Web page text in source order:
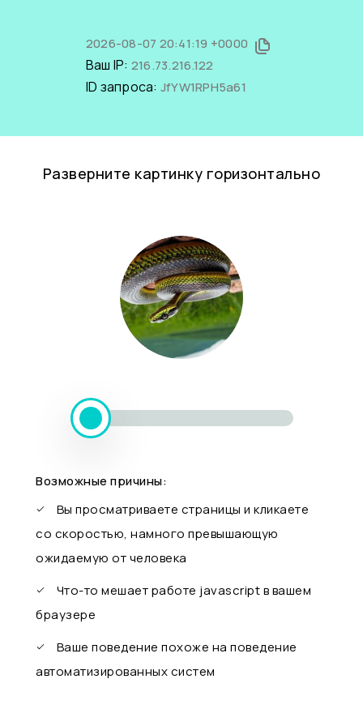
2026-08-07 20:41:19 +0000
Ваш IP: 216.73.216.122
ID запроса: JfYW1RPH5a61
Разверните картинку горизонтально
Возможные причины:
Вы просматриваете страницы и кликаете
со скоростью, намного превышающую
ожидаемую от человека
Что-то мешает работе javascript в вашем
браузере
Ваше поведение похоже на поведение
автоматизированных систем